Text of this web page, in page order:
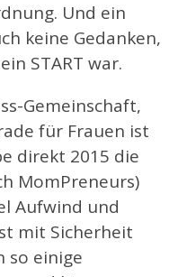
Und ein
keine Gedanken,
START war.
Gemeinschaft,
für Frauen ist
direkt 2015 die
MomPreneurs)
Aufwind und
mit Sicherheit
so einige